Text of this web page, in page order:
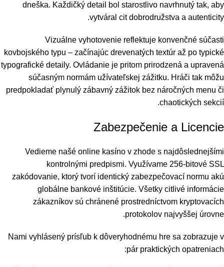
dneška. Každičký detail bol starostlivo navrhnutý tak, aby
vytváral cit dobrodružstva a autenticity.
Vizuálne vyhotovenie reflektuje konvenčné súčasti
kovbojského typu – začínajúc drevenatých textúr až po typické
typografické detaily. Ovládanie je pritom prirodzená a upravená
súčasným normám užívateľskej zážitku. Hráči tak môžu
predpokladať plynulý zábavný zážitok bez náročných menu či
chaotických sekcií.
Zabezpečenie a Licencie
Vedieme našé online kasíno v zhode s najdôslednejšími
kontrolnými predpismi. Využívame 256-bitové SSL
zakódovanie, ktorý tvorí identický zabezpečovací normu akú
globálne bankové inštitúcie. Všetky citlivé informácie
zákazníkov sú chránené prostredníctvom kryptovacích
protokolov najvyššej úrovne.
Nami vyhlásený prísľub k dôveryhodnému hre sa zobrazuje v
pár praktických opatreniach: